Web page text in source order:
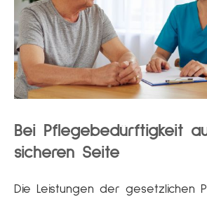
Bei Pflegebedürftigkeit
sicheren Seite
Die Leistungen der gesetzlichen